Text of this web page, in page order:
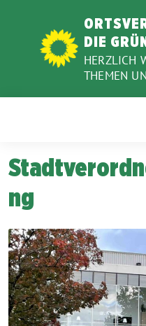
DIE
HERZLICH
THEMEN
ng